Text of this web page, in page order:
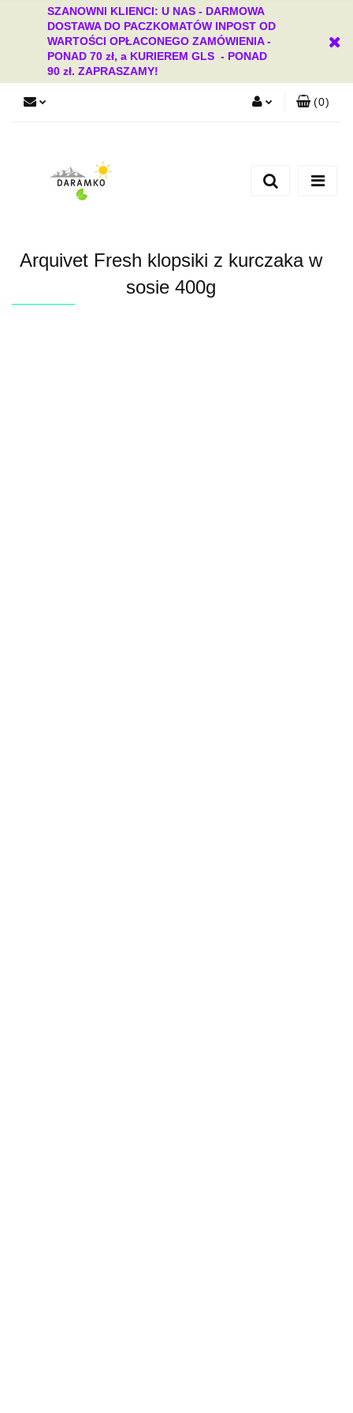
SZANOWNI KLIENCI: U NAS - DARMOWA
DOSTAWA DO PACZKOMATÓW INPOST OD
WARTOŚCI OPŁACONEGO ZAMÓWIENIA -
PONAD 70 zł, a KURIEREM GLS - PONAD
90 zł. ZAPRASZAMY!
Dodaj zgłoszenie
(0)
Arquivet Fresh klopsiki z kurczaka w
sosie 400g